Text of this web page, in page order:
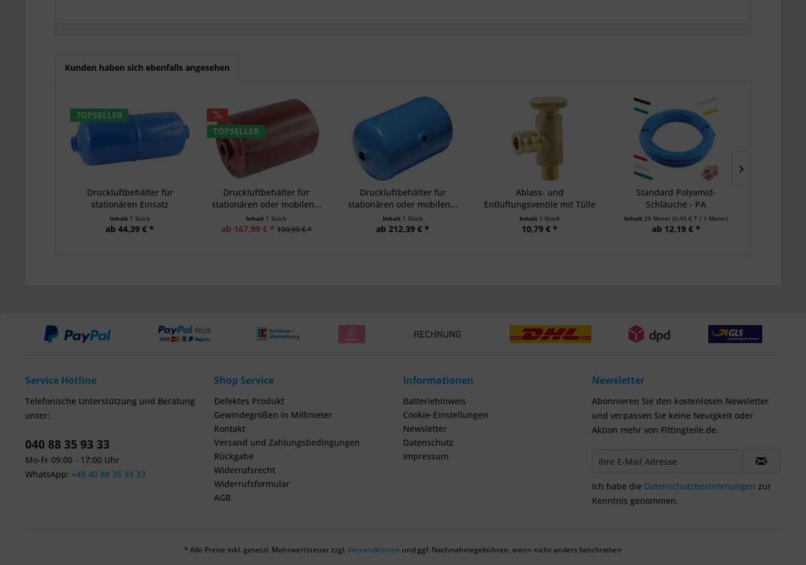
Kunden haben sich ebenfalls angesehen
TOPSELLER
Druckluftbehälter für
stationären Einsatz
Inhalt 1 Stück
ab 44,39 € *
TOPSELLER
Druckluftbehälter für
stationären oder mobilen...
Inhalt 1 Stück
ab 167,99 € * 199,99 € *
Druckluftbehälter für
stationären oder mobilen...
Inhalt 1 Stück
ab 212,39 € *
Ablass- und
Entlüftungsventile mit Tülle
bis 25...
Inhalt 1 Stück
10,79 € *
Standard Polyamid-
Schläuche - PA
Inhalt 25 Meter (0,49 € * / 1 Meter)
ab 12,19 € *
Service Hotline
Telefonische Unterstützung und Beratung
unter:
040 88 35 93 33
Mo-Fr 09:00 - 17:00 Uhr
WhatsApp: +49 40 88 35 93 33
Shop Service
Defektes Produkt
Gewindegrößen in Millimeter
Kontakt
Versand und Zahlungsbedingungen
Rückgabe
Widerrufsrecht
Widerrufsformular
AGB
Informationen
Batteriehinweis
Cookie-Einstellungen
Newsletter
Datenschutz
Impressum
Newsletter
Abonnieren Sie den kostenlosen Newsletter
und verpassen Sie keine Neuigkeit oder
Aktion mehr von Fittingteile.de.
Ich habe die Datenschutzbestimmungen zur
Kenntnis genommen.
* Alle Preise inkl. gesetzl. Mehrwertsteuer zzgl. Versandkosten und ggf. Nachnahmegebühren, wenn nicht anders beschrieben